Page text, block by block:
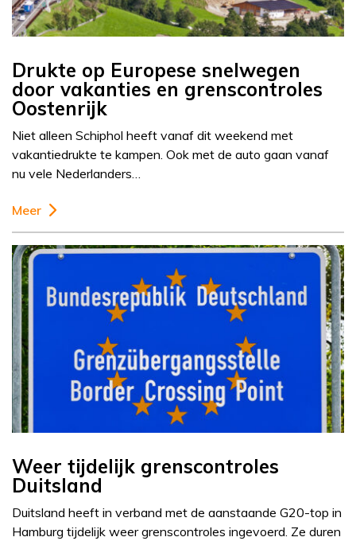
Drukte op Europese snelwegen
door vakanties en grenscontroles
Oostenrijk
Niet alleen Schiphol heeft vanaf dit weekend met
vakantiedrukte te kampen. Ook met de auto gaan vanaf
nu vele Nederlanders…
Meer
Weer tijdelijk grenscontroles
Duitsland
Duitsland heeft in verband met de aanstaande G20-top in
Hamburg tijdelijk weer grenscontroles ingevoerd. Ze duren